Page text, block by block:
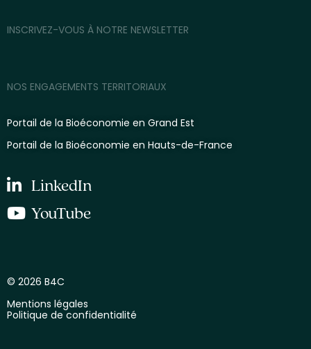
INSCRIVEZ-VOUS À NOTRE NEWSLETTER
NOS ENGAGEMENTS TERRITORIAUX
Portail de la Bioéconomie en Grand Est
Portail de la Bioéconomie en Hauts-de-France
LinkedIn
YouTube
© 2026 B4C
Mentions légales
Politique de confidentialité